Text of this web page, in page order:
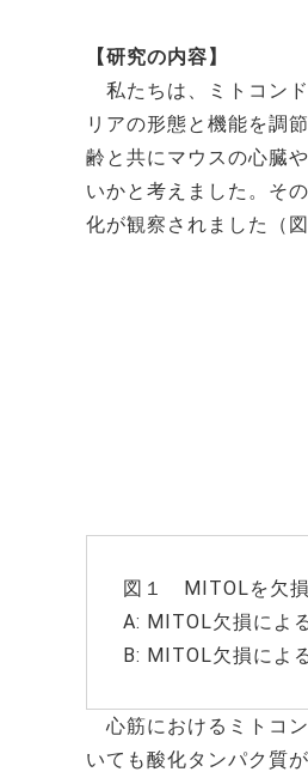
【研究の内容】
私たちは、ミトコン
リアの形態と機能を調
齢と共にマウスの心臓
いかと考えました。そ
化が観察されました（図
図１ MITOLを欠損
A: MITOL欠損によ
B: MITOL欠損によ
心筋におけるミトコ
いても酸化タンパク質